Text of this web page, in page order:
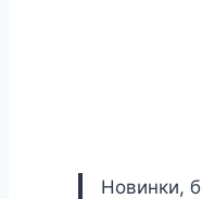
Новинки,